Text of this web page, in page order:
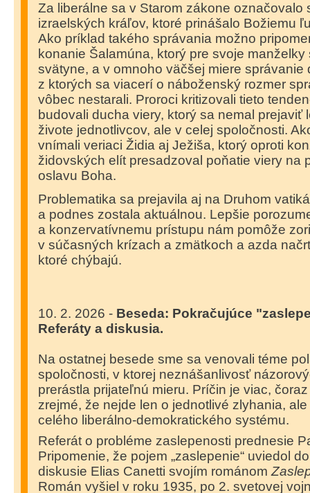
Za liberálne sa v Starom zákone označovalo
izraelských kráľov, ktoré prinášalo Božiemu
Ako príklad takého správania možno
konanie Šalamúna, ktorý pre svoje
svätyne, a v omnoho väčšej miere správanie
z ktorých sa viacerí o náboženský rozmer
vôbec nestarali. Proroci kritizovali tieto
budovali ducha viery, ktorý sa nemal prejaviť
živote jednotlivcov, ale v celej spoločnosti.
vnímali veriaci Židia aj Ježiša, ktorý oproti
židovských elít presadzoval poňatie viery na
oslavu Boha.
Problematika sa prejavila aj na Druhom
a podnes zostala aktuálnou. Lepšie
a konzervatívnemu prístupu nám pomôže
v súčasných krízach a zmätkoch a azda
ktoré chýbajú.
10. 2. 2026 - Beseda: Pokračujúce
Referáty a diskusia.
Na ostatnej besede sme sa venovali téme
spoločnosti, v ktorej neznášanlivosť
prerástla prijateľnú mieru. Príčin je viac,
zrejmé, že nejde len o jednotlivé zlyhania,
celého liberálno-demokratického systému.
Referát o probléme zaslepenosti prednesie
Pripomenie, že pojem „zaslepenie“ uviedol
diskusie Elias Canetti svojím románom
Román vyšiel v roku 1935, po 2. svetovej